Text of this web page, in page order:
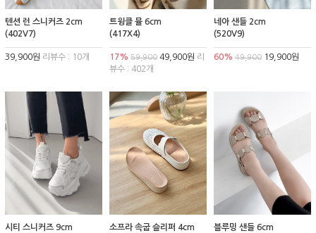
텐션 런 스니커즈 2cm
(402V7)
39,900원 리뷰수 : 10개
트윙클 뮬 6cm
(417X4)
17% 59,90049,900원 리
뷰수 : 402개
네아 샌들 2cm
(520V9)
60% 49,90019,900원
시티 스니커즈 9cm
소프라 속굽 슬리퍼 4cm
블루밍 샌들 6cm